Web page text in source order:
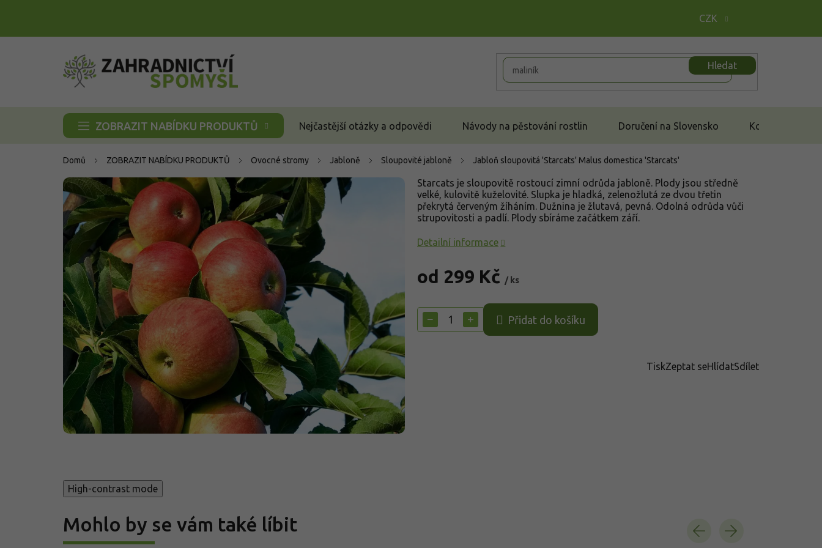
CZK
Hledat
ZOBRAZIT NABÍDKU PRODUKTŮ Nejčastější otázky a odpovědi Návody na pěstování rostlin Doručení na Slovensko Kontakt
Domů ZOBRAZIT NABÍDKU PRODUKTŮ Ovocné stromy Jabloně Sloupovité jabloně Jabloň sloupovitá 'Starcats' Malus domestica 'Starcats'
od 299 Kč / ks
cena:
+
− Přidat do košíku
Starcats je sloupovitě rostoucí zimní odrůda jabloně. Plody jsou středně
velké, kulovitě kuželovité. Slupka je hladká, zelenožlutá ze dvou třetin
překrytá červeným žíháním. Dužnina je žlutavá, pevná. Odolná odrůda vůči
strupovitosti a padlí. Plody sbíráme začátkem září.
Detailní informace
TiskZeptat seHlídatSdílet
High-contrast mode
Mohlo by se vám také líbit